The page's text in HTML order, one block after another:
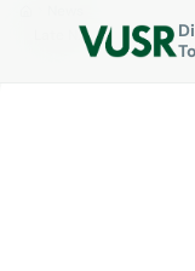
Late Night Marija – Folge 7